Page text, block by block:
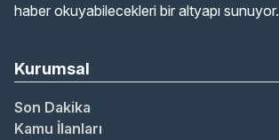
haber okuyabilecekleri bir altyapı sunuyor.
Kurumsal
Son Dakika
Kamu İlanları